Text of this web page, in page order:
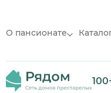
О пансионате